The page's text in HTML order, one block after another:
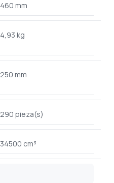
460 mm
4,93 kg
250 mm
290 pieza(s)
34500 cm³